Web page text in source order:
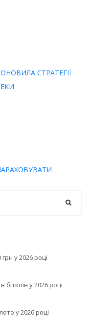
СТРАТЕГІЇ
у 2026 році
у 2026 році
у 2026 році